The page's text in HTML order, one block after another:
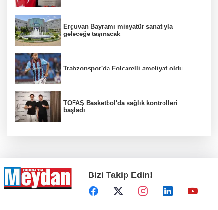
Erguvan Bayramı minyatür sanatıyla
geleceğe taşınacak
Trabzonspor'da Folcarelli ameliyat oldu
TOFAŞ Basketbol'da sağlık kontrolleri
başladı
Bizi Takip Edin!